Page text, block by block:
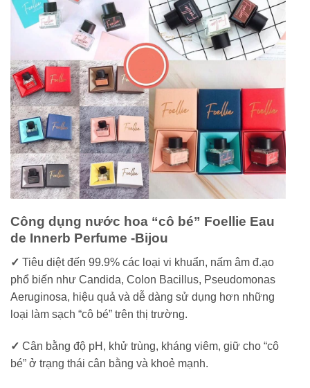
Công dụng nước hoa “cô bé” Foellie Eau
de Innerb Perfume -Bijou
✓ Tiêu diệt đến 99.9% các loại vi khuẩn, nấm âm đ.ạo
phổ biến như Candida, Colon Bacillus, Pseudomonas
Aeruginosa, hiệu quả và dễ dàng sử dụng hơn những
loại làm sạch “cô bé” trên thị trường.
✓ Cân bằng độ pH, khử trùng, kháng viêm, giữ cho “cô
bé” ở trạng thái cân bằng và khoẻ mạnh.